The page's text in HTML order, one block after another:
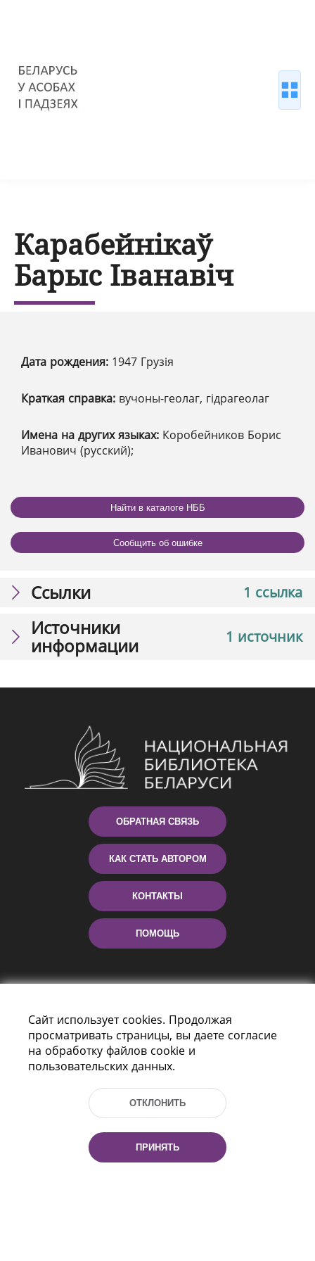
Карабейнікаў
Барыс Іванавіч
Дата рождения: 1947 Грузія
Краткая справка: вучоны-геолаг, гідрагеолаг
Имена на других языках: Коробейников Борис
Иванович (русский);
Найти в каталоге НББ
Сообщить об ошибке
1 ссылка
Ссылки
1 источник
Источники
информации
ОБРАТНАЯ СВЯЗЬ
КАК СТАТЬ АВТОРОМ
КОНТАКТЫ
ПОМОЩЬ
Пр-т Независимости 116
Тел.: (+375 17) 368 37 37, Факс: (+375 17)
Эл. почта: inbox@nlb.by
Сайт использует cookies. Продолжая
просматривать страницы, вы даете согласие
на обработку файлов cookie и
пользовательских данных.
ОТКЛОНИТЬ
ПРИНЯТЬ